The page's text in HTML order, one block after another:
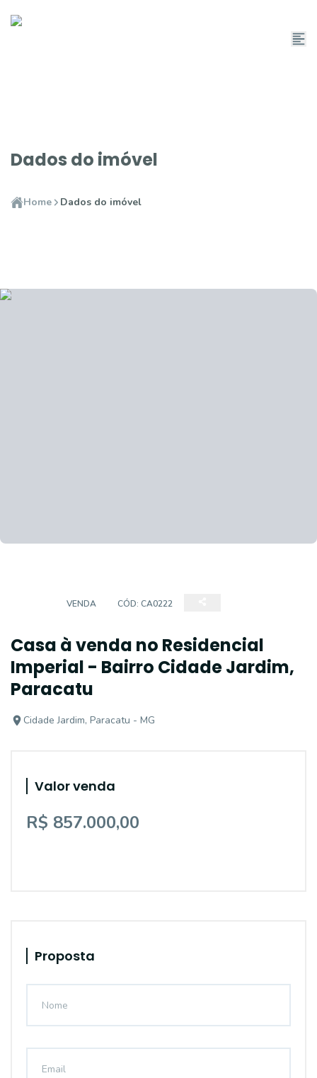
Dados do imóvel
Home Dados do imóvel
VENDA CÓD: CA0222
Casa à venda no Residencial
Imperial - Bairro Cidade Jardim,
Paracatu
Cidade Jardim, Paracatu - MG
Valor venda
R$ 857.000,00
Proposta